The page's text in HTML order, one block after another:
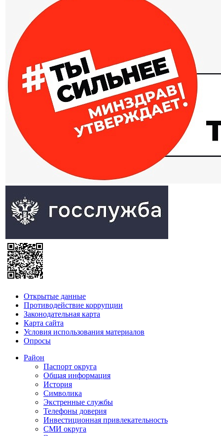
Открытые данные
Противодействие коррупции
Законодательная карта
Карта сайта
Условия использования материалов
Опросы
Район
Паспорт округа
Общая информация
История
Символика
Экстренные службы
Телефоны доверия
Инвестиционная привлекательность
СМИ округа